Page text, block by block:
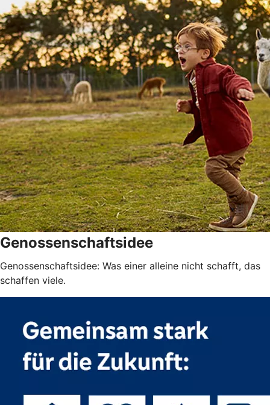
Genossenschaftsidee
Genossenschaftsidee: Was einer alleine nicht schafft, das
schaffen viele.